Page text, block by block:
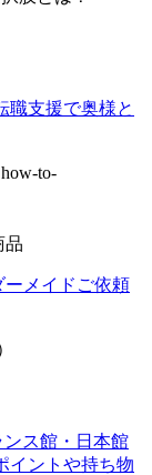
職支援で奥様と
品
ーメイドご依頼
ンス館・日本館
イントや持ち物